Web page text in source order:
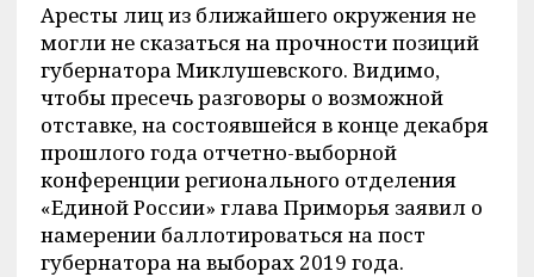
Аресты лиц из ближайшего окружения не
могли не сказаться на прочности позиций
губернатора Миклушевского. Видимо,
чтобы пресечь разговоры о возможной
отставке, на состоявшейся в конце декабря
прошлого года отчетно-выборной
конференции регионального отделения
«Единой России» глава Приморья заявил о
намерении баллотироваться на пост
губернатора на выборах 2019 года.